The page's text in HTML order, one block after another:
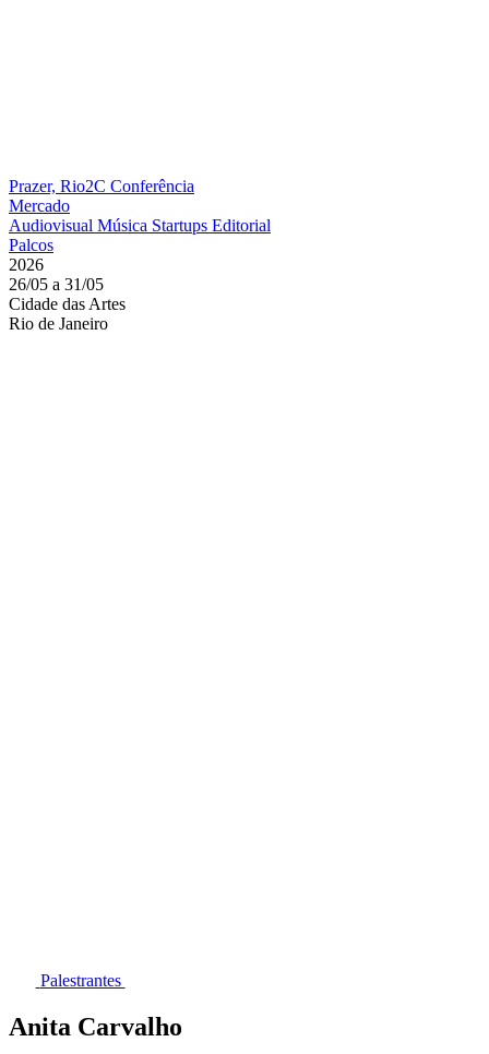
Prazer, Rio2C Conferência
Mercado
Audiovisual Música Startups Editorial
Palcos
2026
26/05 a 31/05
Cidade das Artes
Rio de Janeiro
Palestrantes
Anita Carvalho